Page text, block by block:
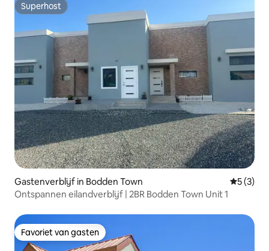
Superhost
Superhost
Gastenverblijf in Bodden Town
5 (3)
Ontspannen eilandverblijf | 2BR Bodden Town Unit 1
Favoriet van gasten
Favoriet van gasten